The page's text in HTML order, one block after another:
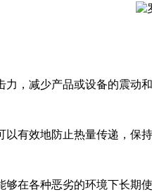
，减少产品或设备的震动
有效地防止热量传递，保持
在各种恶劣的环境下长期